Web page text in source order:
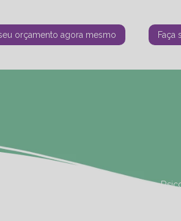
orçamento agora mesmo Faça